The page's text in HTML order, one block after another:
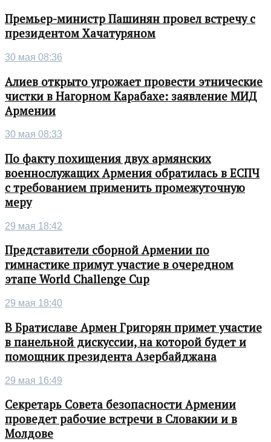
Премьер-министр Пашинян провел встречу с
президентом Хачатуряном
30 мая 08:36
Алиев открыто угрожает провести этнические
чистки в Нагорном Карабахе: заявление МИД
Армении
30 мая 08:33
По факту похищения двух армянских
военнослужащих Армения обратилась в ЕСПЧ
с требованием применить промежуточную
меру
29 мая 18:42
Представители сборной Армении по
гимнастике примут участие в очередном
этапе World Challenge Cup
29 мая 18:40
В Братиславе Армен Григорян примет участие
в панельной дискуссии, на которой будет и
помощник президента Азербайджана
29 мая 16:49
Секретарь Совета безопасности Армении
проведет рабочие встречи в Словакии и в
Молдове